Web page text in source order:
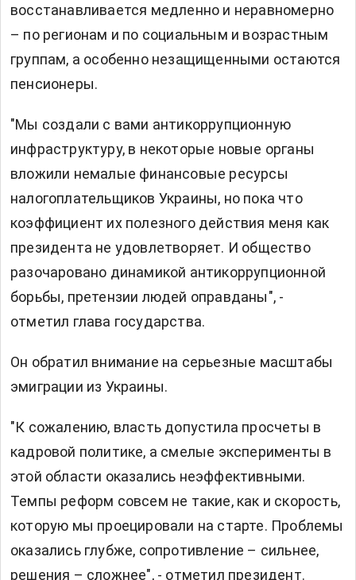
восстанавливается медленно и неравномерно
– по регионам и по социальным и возрастным
группам, а особенно незащищенными остаются
пенсионеры.
"Мы создали с вами антикоррупционную
инфраструктуру, в некоторые новые органы
вложили немалые финансовые ресурсы
налогоплательщиков Украины, но пока что
коэффициент их полезного действия меня как
президента не удовлетворяет. И общество
разочаровано динамикой антикоррупционной
борьбы, претензии людей оправданы", -
отметил глава государства.
Он обратил внимание на серьезные масштабы
эмиграции из Украины.
"К сожалению, власть допустила просчеты в
кадровой политике, а смелые эксперименты в
этой области оказались неэффективными.
Темпы реформ совсем не такие, как и скорость,
которую мы проецировали на старте. Проблемы
оказались глубже, сопротивление – сильнее,
решения – сложнее", - отметил президент.